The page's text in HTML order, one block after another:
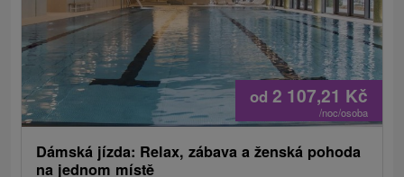
od 2 107,21 Kč
/noc/osoba
Dámská jízda: Relax, zábava a ženská pohoda
na jednom místě